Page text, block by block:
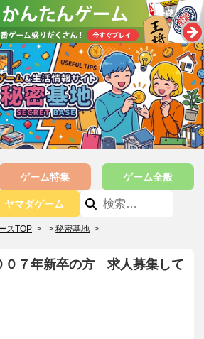
ゲーム特集 ゲーム全般
ヤマダゲーム
スTOP > 秘密基地 >
０７年新卒の方 求人募集して